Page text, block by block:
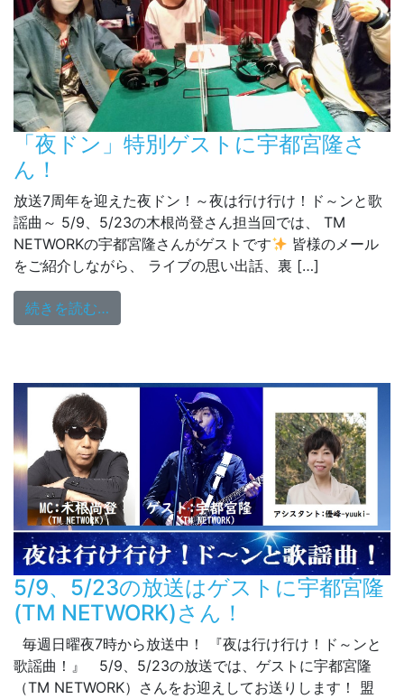
「夜ドン」特別ゲストに宇都宮隆さ
ん！
放送7周年を迎えた夜ドン！～夜は行け行け！ド～ンと歌
謡曲～ 5/9、5/23の木根尚登さん担当回では、 TM
NETWORKの宇都宮隆さんがゲストです
皆様のメール
をご紹介しながら、 ライブの思い出話、裏 […]
続きを読む…
5/9、5/23の放送はゲストに宇都宮隆
(TM NETWORK)さん！
毎週日曜夜7時から放送中！ 『夜は行け行け！ド～ンと
歌謡曲！』 5/9、5/23の放送では、ゲストに宇都宮隆
（TM NETWORK）さんをお迎えしてお送りします！ 盟